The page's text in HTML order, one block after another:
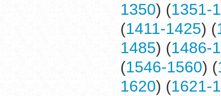
1350) (1351-
(1411-1425) (
1485) (1486-
(1546-1560) (
1620) (1621-